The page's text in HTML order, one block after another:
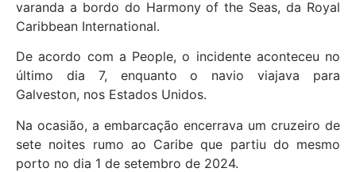
varanda a bordo do Harmony of the Seas, da Royal
Caribbean International.
De acordo com a People, o incidente aconteceu no
último dia 7, enquanto o navio viajava para
Galveston, nos Estados Unidos.
Na ocasião, a embarcação encerrava um cruzeiro de
sete noites rumo ao Caribe que partiu do mesmo
porto no dia 1 de setembro de 2024.